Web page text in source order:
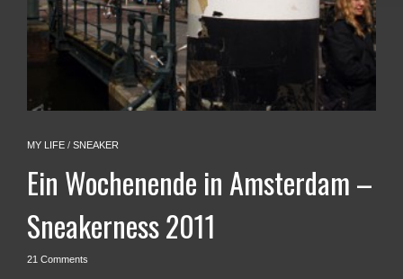
MY LIFE / SNEAKER
Ein Wochenende in Amsterdam –
Sneakerness 2011
21 Comments